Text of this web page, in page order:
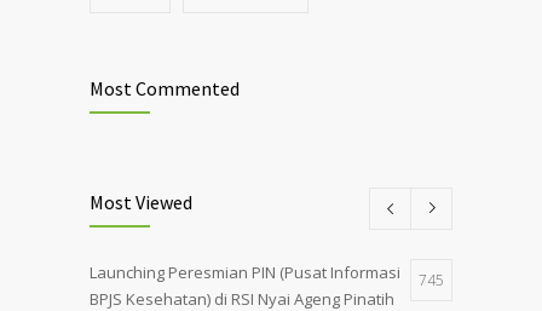
Most Commented
Most Viewed
Launching Peresmian PIN (Pusat Informasi
BPJS Kesehatan) di RSI Nyai Ageng Pinatih
745